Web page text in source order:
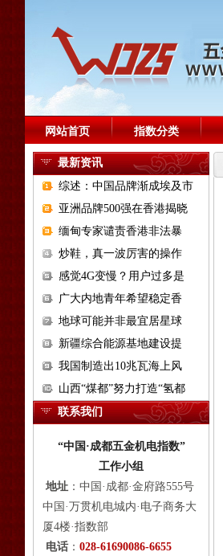
网站首页 指数分类
最新资讯
综述：中国品牌渐成埃及市
亚洲品牌500强在香港揭晓
缅甸专家谴责香港非法暴
炒鞋，真一波厉害的操作
感觉4G变慢？用户过多是
广大内地青年希望稳定香
地球可能并非最宜居星球
新疆综合能源基地建设提
我国制造出10兆瓦海上风
山西“煤都”努力打造“氢都
联系我们
“中国·成都五金机电指数”
工作小组
地址 ： 中国·成都·金府路555号
中国·万贯机电城内·电子商务大
厦4楼·指数部
电话 ： 028-61690086-6655